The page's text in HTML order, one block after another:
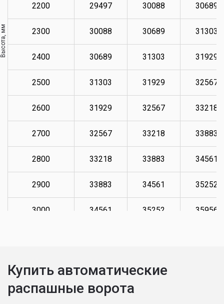
Высота, мм
2200 29497 30088 30689
2300 30088 30689 31303
2400 30689 31303 31929
2500 31303 31929 32567
2600 31929 32567 33218
2700 32567 33218 33883
2800 33218 33883 34561
2900 33883 34561 35252
3000 34561 35252 35956
3300 36676
Купить автоматические
распашные ворота